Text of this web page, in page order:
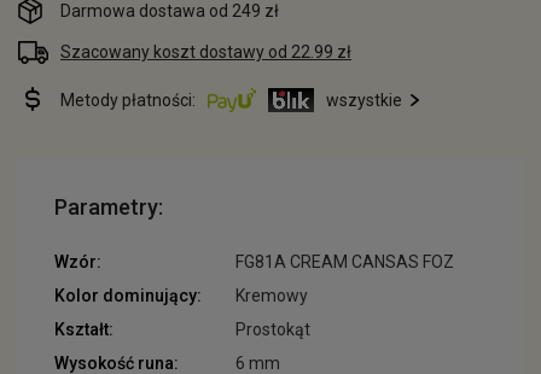
Darmowa dostawa od 249 zł
Szacowany koszt dostawy od 22.99 zł
Metody płatności: wszystkie
Parametry:
Wzór:
FG81A CREAM CANSAS FOZ
Kolor dominujący:
Kremowy
Kształt:
Prostokąt
Wysokość runa:
6 mm